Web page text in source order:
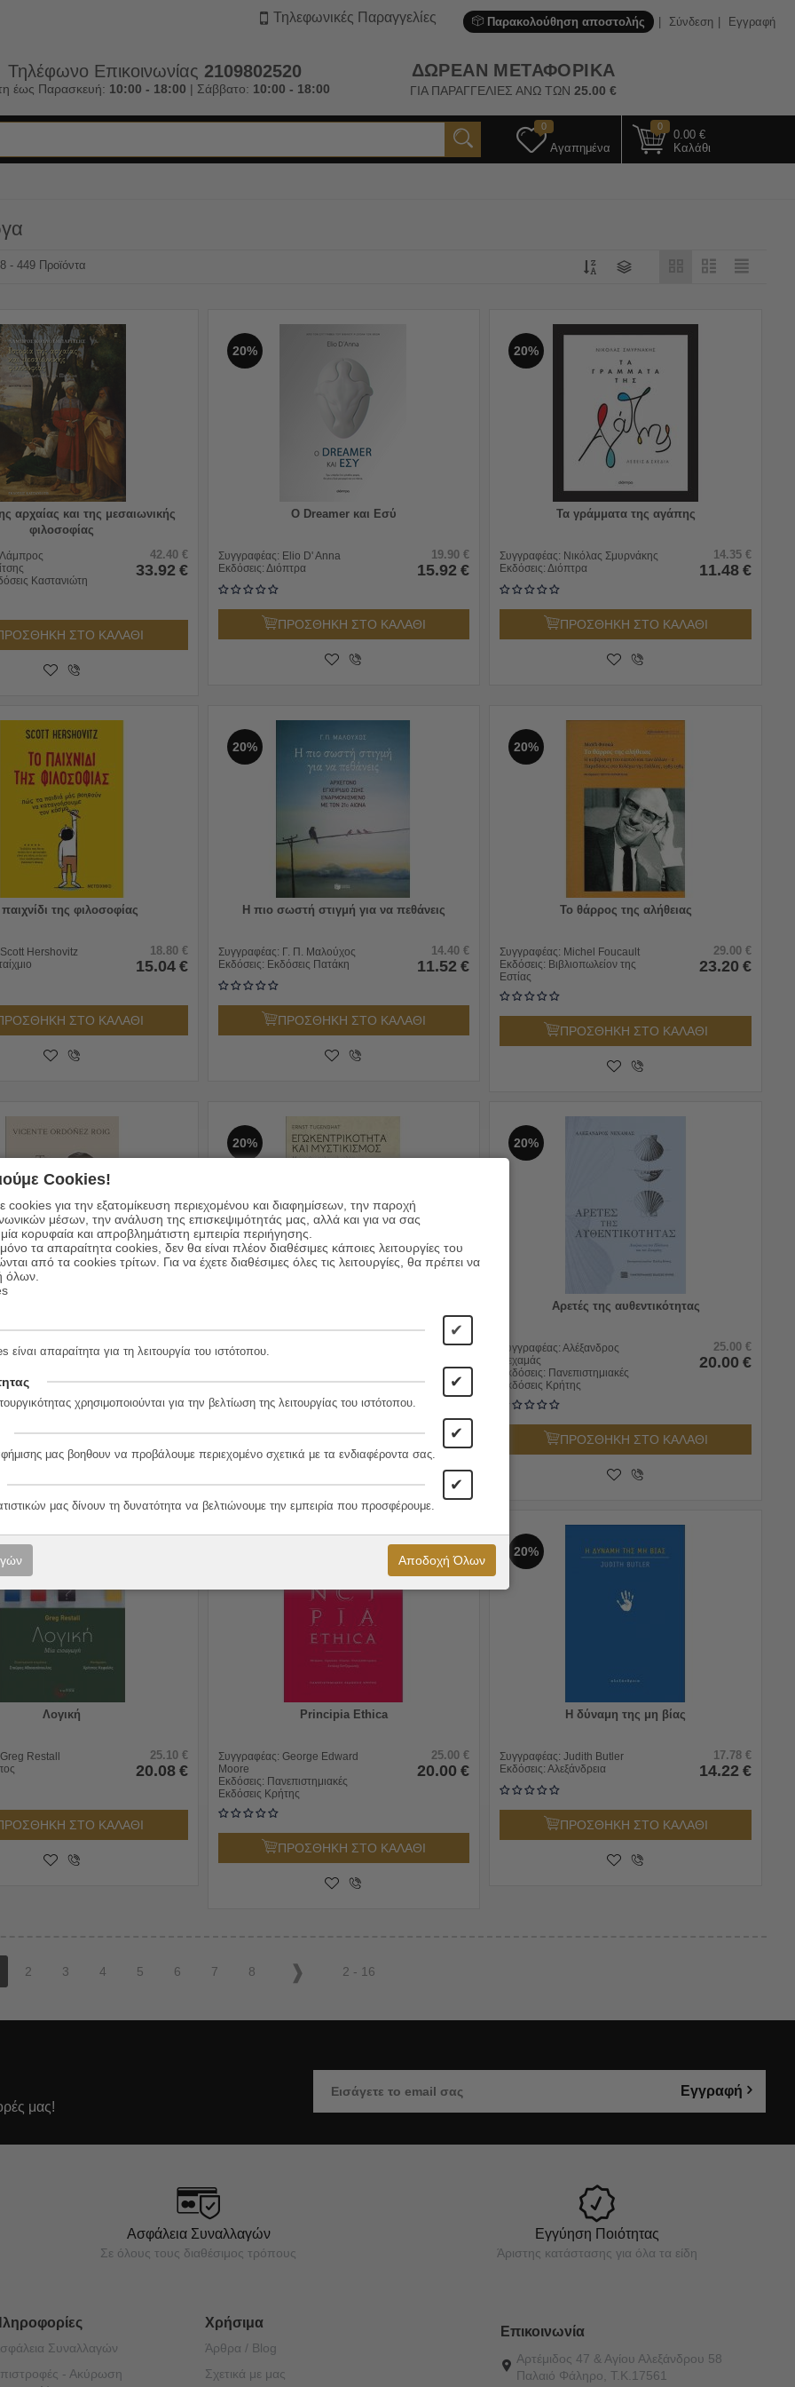
Παρακολούθηση αποστολής Σύνδεση Εγγραφή
Τηλεφωνικές Παραγγελίες
Τηλέφωνο Επικοινωνίας 2109802520
έως Παρασκευή: 10:00 - 18:00 | Σάββατο: 10:00 - 18:00
ΔΩΡΕΑΝ ΜΕΤΑΦΟΡΙΚΑ
ΓΙΑ ΠΑΡΑΓΓΕΛΙΕΣ ΑΝΩ ΤΩΝ25.00 €
0
Αγαπημένα
0
0.00 €
Καλάθι
- 449 Προϊόντα
αρχαίας και της μεσαιωνικής
φιλοσοφίας
Λάμπρος
Καστανιώτη
42.40 €
33.92 €
ΣΤΟ ΚΑΛΑΘΙ
20%
Ο Dreamer και Εσύ
Συγγραφέας: Elio D' Anna
Εκδόσεις: Διόπτρα
19.90 €
15.92 €
ΠΡΟΣΘΗΚΗ ΣΤΟ ΚΑΛΑΘΙ
20%
Τα γράμματα της αγάπης
Συγγραφέας: Νικόλας Σμυρνάκης
Εκδόσεις:Διόπτρα
14.35 €
11.48 €
ΠΡΟΣΘΗΚΗ ΣΤΟ ΚΑΛΑΘΙ
της φιλοσοφίας
Scott Hershovitz
18.80 €
15.04 €
ΣΤΟ ΚΑΛΑΘΙ
20%
Η πιο σωστή στιγμή για να πεθάνεις
Συγγραφέας: Γ. Π. Μαλούχος
Εκδόσεις: Εκδόσεις Πατάκη
14.40 €
11.52 €
ΠΡΟΣΘΗΚΗ ΣΤΟ ΚΑΛΑΘΙ
20%
Το θάρρος της αλήθειας
Συγγραφέας: Michel Foucault
Εκδόσεις: Βιβλιοπωλείον της
Εστίας
29.00 €
23.20 €
ΠΡΟΣΘΗΚΗ ΣΤΟ ΚΑΛΑΘΙ
Vicente Ordonez
10.00 €
8.00
ΣΤΟ ΚΑΛΑΘΙ
20%
Συγγραφέας: 18.00 €
14.40 €
20%
Αρετές της αυθεντικότητας
Συγγραφέας:Αλέξανδρος
Νεχαμάς
Εκδόσεις: Πανεπιστημιακές
Εκδόσεις Κρήτης
25.00 €
20.00 €
ΠΡΟΣΘΗΚΗ ΣΤΟ ΚΑΛΑΘΙ
Λογική
Greg Restall
25.10 €
20.08 €
ΣΤΟ ΚΑΛΑΘΙ
Principia Ethica
Συγγραφέας: George Edward
Moore
Εκδόσεις: Πανεπιστημιακές
Εκδόσεις Κρήτης
25.00 €
20.00 €
ΠΡΟΣΘΗΚΗ ΣΤΟ ΚΑΛΑΘΙ
20%
Η δύναμη της μη βίας
Συγγραφέας:Judith Butler
Εκδόσεις:Αλεξάνδρεια
17.78 €
14.22 €
ΠΡΟΣΘΗΚΗ ΣΤΟ ΚΑΛΑΘΙ
2 3 4 5 6 7 8 2 - 16
μας!
Εγγραφή
Ασφάλεια Συναλλαγών
Σε όλους τους διαθέσιμος τρόπους
Εγγύηση Ποιότητας
Άριστης κατάστασης για όλα τα είδη
Συναλλαγών
- Ακύρωση
Χρήσιμα
Άρθρα / Blog
Σχετικά με μας
Επικοινωνία
Αρτέμιδος 47 & Αγίου Αλεξάνδρου 58
Παλαιό Φάληρο, Τ.Κ.17561
Cookies!
cookies για την εξατομίκευση περιεχομένου και διαφημίσεων, την παροχή
μέσων, την ανάλυση της επισκεψιμότητάς μας, αλλά και για να σας
κορυφαία και απροβλημάτιστη εμπειρία περιήγησης.
τα απαραίτητα cookies, δεν θα είναι πλέον διαθέσιμες κάποιες λειτουργίες του
από τα cookies τρίτων. Για να έχετε διαθέσιμες όλες τις λειτουργίες, θα πρέπει να
όλων.
✔
είναι απαραίτητα για τη λειτουργία του ιστότοπου.
✔
χρησιμοποιούνται για την βελτίωση της λειτουργίας του ιστότοπου.
✔
μας βοηθουν να προβάλουμε περιεχομένο σχετικά με τα ενδιαφέροντα σας.
✔
μας δίνουν τη δυνατότητα να βελτιώνουμε την εμπειρία που προσφέρουμε.
Αποδοχή Όλων